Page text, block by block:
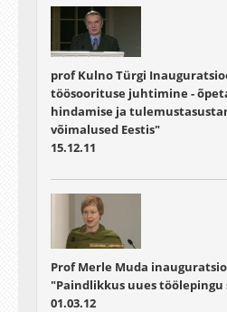
prof Kulno Türgi
töösoorituse juhtimine -
hindamise ja
võimalused Eestis"
15.12.11
Prof Merle Muda
"Paindlikkus uues töölepingu
01.03.12